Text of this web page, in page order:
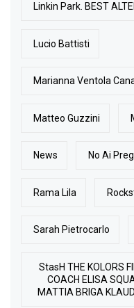
Linkin Park. BEST
Lucio Battisti
Marianna Ventola
Matteo Guzzini
News No Ai
Rama Lila
Sarah Pietrocarlo
StasH THE KOLORS
COACH ELISA
MATTIA BRIGA